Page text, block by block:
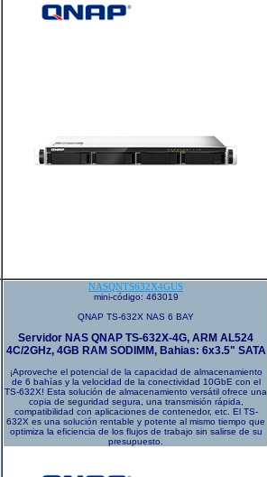
NASQNTS632X4GUS
mini-código: 463019
QNAP TS-632X NAS 6 BAY
Servidor NAS QNAP TS-632X-4G, ARM AL524
4C/2GHz, 4GB RAM SODIMM, Bahias: 6x3.5" SATA
¡Aproveche el potencial de la capacidad de almacenamiento
de 6 bahías y la velocidad de la conectividad 10GbE con el
TS-632X! Esta solución de almacenamiento versátil ofrece una
copia de seguridad segura, una transmisión rápida,
compatibilidad con aplicaciones de contenedor, etc. El TS-
632X es una solución rentable y potente al mismo tiempo que
optimiza la eficiencia de los flujos de trabajo sin salirse de su
presupuesto.